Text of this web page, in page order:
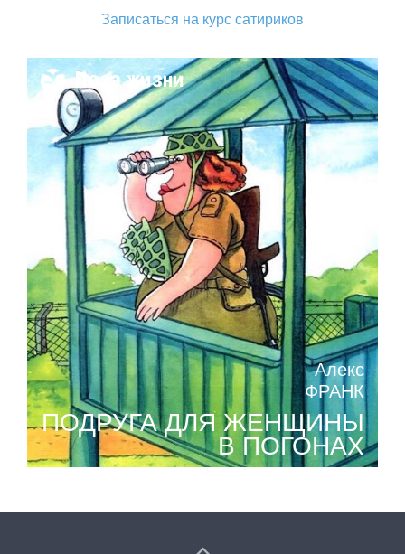
Записаться на курс сатириков
Поза жизни
Алекс
ФРАНК
ПОДРУГА ДЛЯ ЖЕНЩИНЫ
В ПОГОНАХ